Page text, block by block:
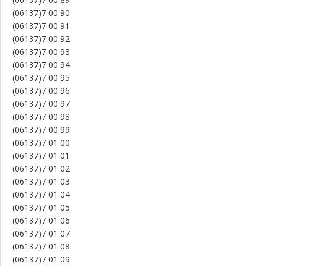
(06137)7 00 90
(06137)7 00 91
(06137)7 00 92
(06137)7 00 93
(06137)7 00 94
(06137)7 00 95
(06137)7 00 96
(06137)7 00 97
(06137)7 00 98
(06137)7 00 99
(06137)7 01 00
(06137)7 01 01
(06137)7 01 02
(06137)7 01 03
(06137)7 01 04
(06137)7 01 05
(06137)7 01 06
(06137)7 01 07
(06137)7 01 08
(06137)7 01 09